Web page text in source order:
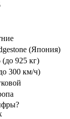
(Япония)
(до 925 кг)
300 км/ч)